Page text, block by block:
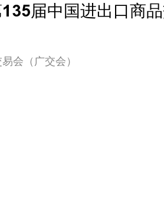
届中国进出口商
会（广交会）